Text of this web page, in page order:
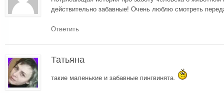
действительно забавные! Очень люблю смотреть
Ответить
Татьяна
такие маленькие и забавные пингвинята.